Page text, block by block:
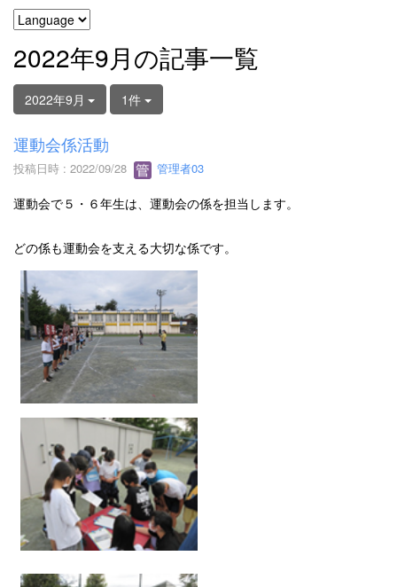
2022年9月の記事一覧
2022年9月 1件
運動会係活動
投稿日時 : 2022/09/28 管理者03
運動会で５・６年生は、運動会の係を担当します。
どの係も運動会を支える大切な係です。